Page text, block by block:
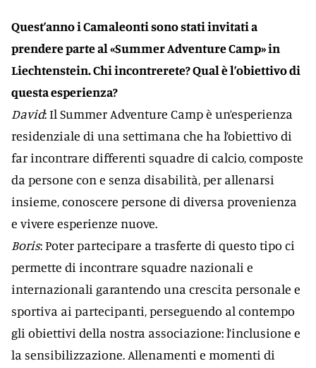
Quest’anno i Camaleonti sono stati invitati a
prendere parte al «Summer Adventure Camp» in
Liechtenstein. Chi incontrerete? Qual è l’obiettivo di
questa esperienza?
David: Il Summer Adventure Camp è un’esperienza
residenziale di una settimana che ha l’obiettivo di
far incontrare differenti squadre di calcio, composte
da persone con e senza disabilità, per allenarsi
insieme, conoscere persone di diversa provenienza
e vivere esperienze nuove.
Boris: Poter partecipare a trasferte di questo tipo ci
permette di incontrare squadre nazionali e
internazionali garantendo una crescita personale e
sportiva ai partecipanti, perseguendo al contempo
gli obiettivi della nostra associazione: l’inclusione e
la sensibilizzazione. Allenamenti e momenti di